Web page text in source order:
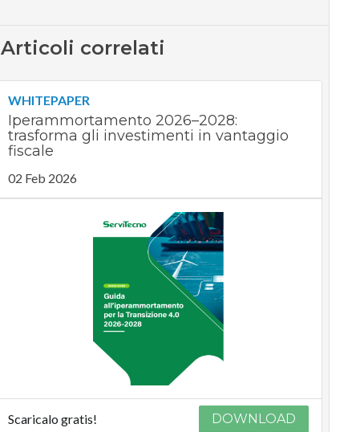
Articoli correlati
WHITEPAPER
Iperammortamento 2026–2028:
trasforma gli investimenti in vantaggio
fiscale
02 Feb 2026
Scaricalo gratis! DOWNLOAD